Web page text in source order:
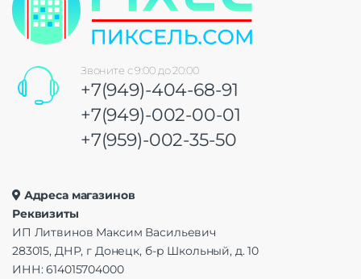
Звоните с 9:00 до 20:00
+7(949)-404-68-91
+7(949)-002-00-01
+7(959)-002-35-50
Адреса магазинов
Реквизиты
ИП Литвинов Максим Васильевич
283015, ДНР, г Донецк, б-р Школьный, д. 10
ИНН: 614015704000